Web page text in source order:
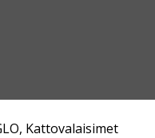
, Kattovalaisimet